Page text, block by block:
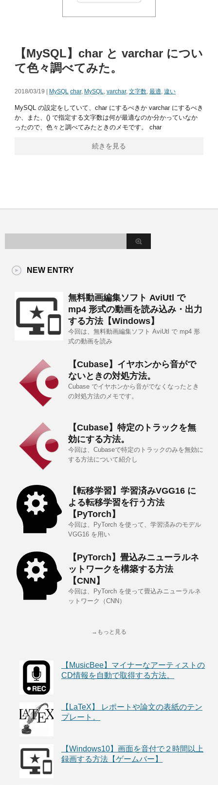
【MySQL】char と varchar につい
て色々調べてみた。
2018/03/19 | MySQL char, MySQL, varchar, 文字数, 最適, 違い
MySQL の設定をしていて、char にするべきか varchar にするべき
か、また、() で指定する文字数は何が最適なのか分かっていなか
ったので、色々と調べてみたときのメモです。 char
続きを見る
NEW ENTRY
無料動画編集ソフト AviUtl で
mp4 形式の動画を読み込み・出力
する方法【Windows】
今回は、無料動画編集ソフト AviUtl で mp4 形
式の動画を読み
【Cubase】イヤホンから音がで
ないときの対処方法。
Cubase でイヤホンから音がでなくなったとき
の対処方法のメモです。
【Cubase】特定のトラックを無
効にする方法。
今回は、Cubaseで特定のトラックのみを無効に
する方法について紹介し
【転移学習】学習済みVGG16 に
よる転移学習を行う方法
【PyTorch】
今回は、PyTorch を使って、学習済みのモデル
VGG16 を用い
【PyTorch】畳込みニューラルネ
ットワークを構築する方法
【CNN】
今回は、PyTorch を使って畳込みニューラルネ
ットワーク（CNN）
→もっと見る
【MusicBee】マイナーなアーティストの
CD情報を自動で取得する方法。
【LaTeX】 レポートや論文の表紙のテン
プレート。
【Windows10】画面を音付で２時間以上
録画する方法【ゲームバー】